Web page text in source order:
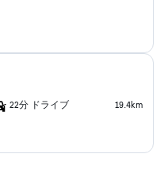
22分 ドライブ 19.4km